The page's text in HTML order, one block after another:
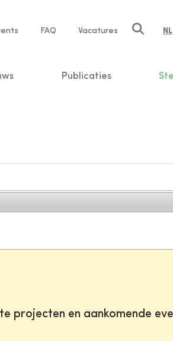
FAQ Vacatures NL
Publicaties
projecten en aankomende